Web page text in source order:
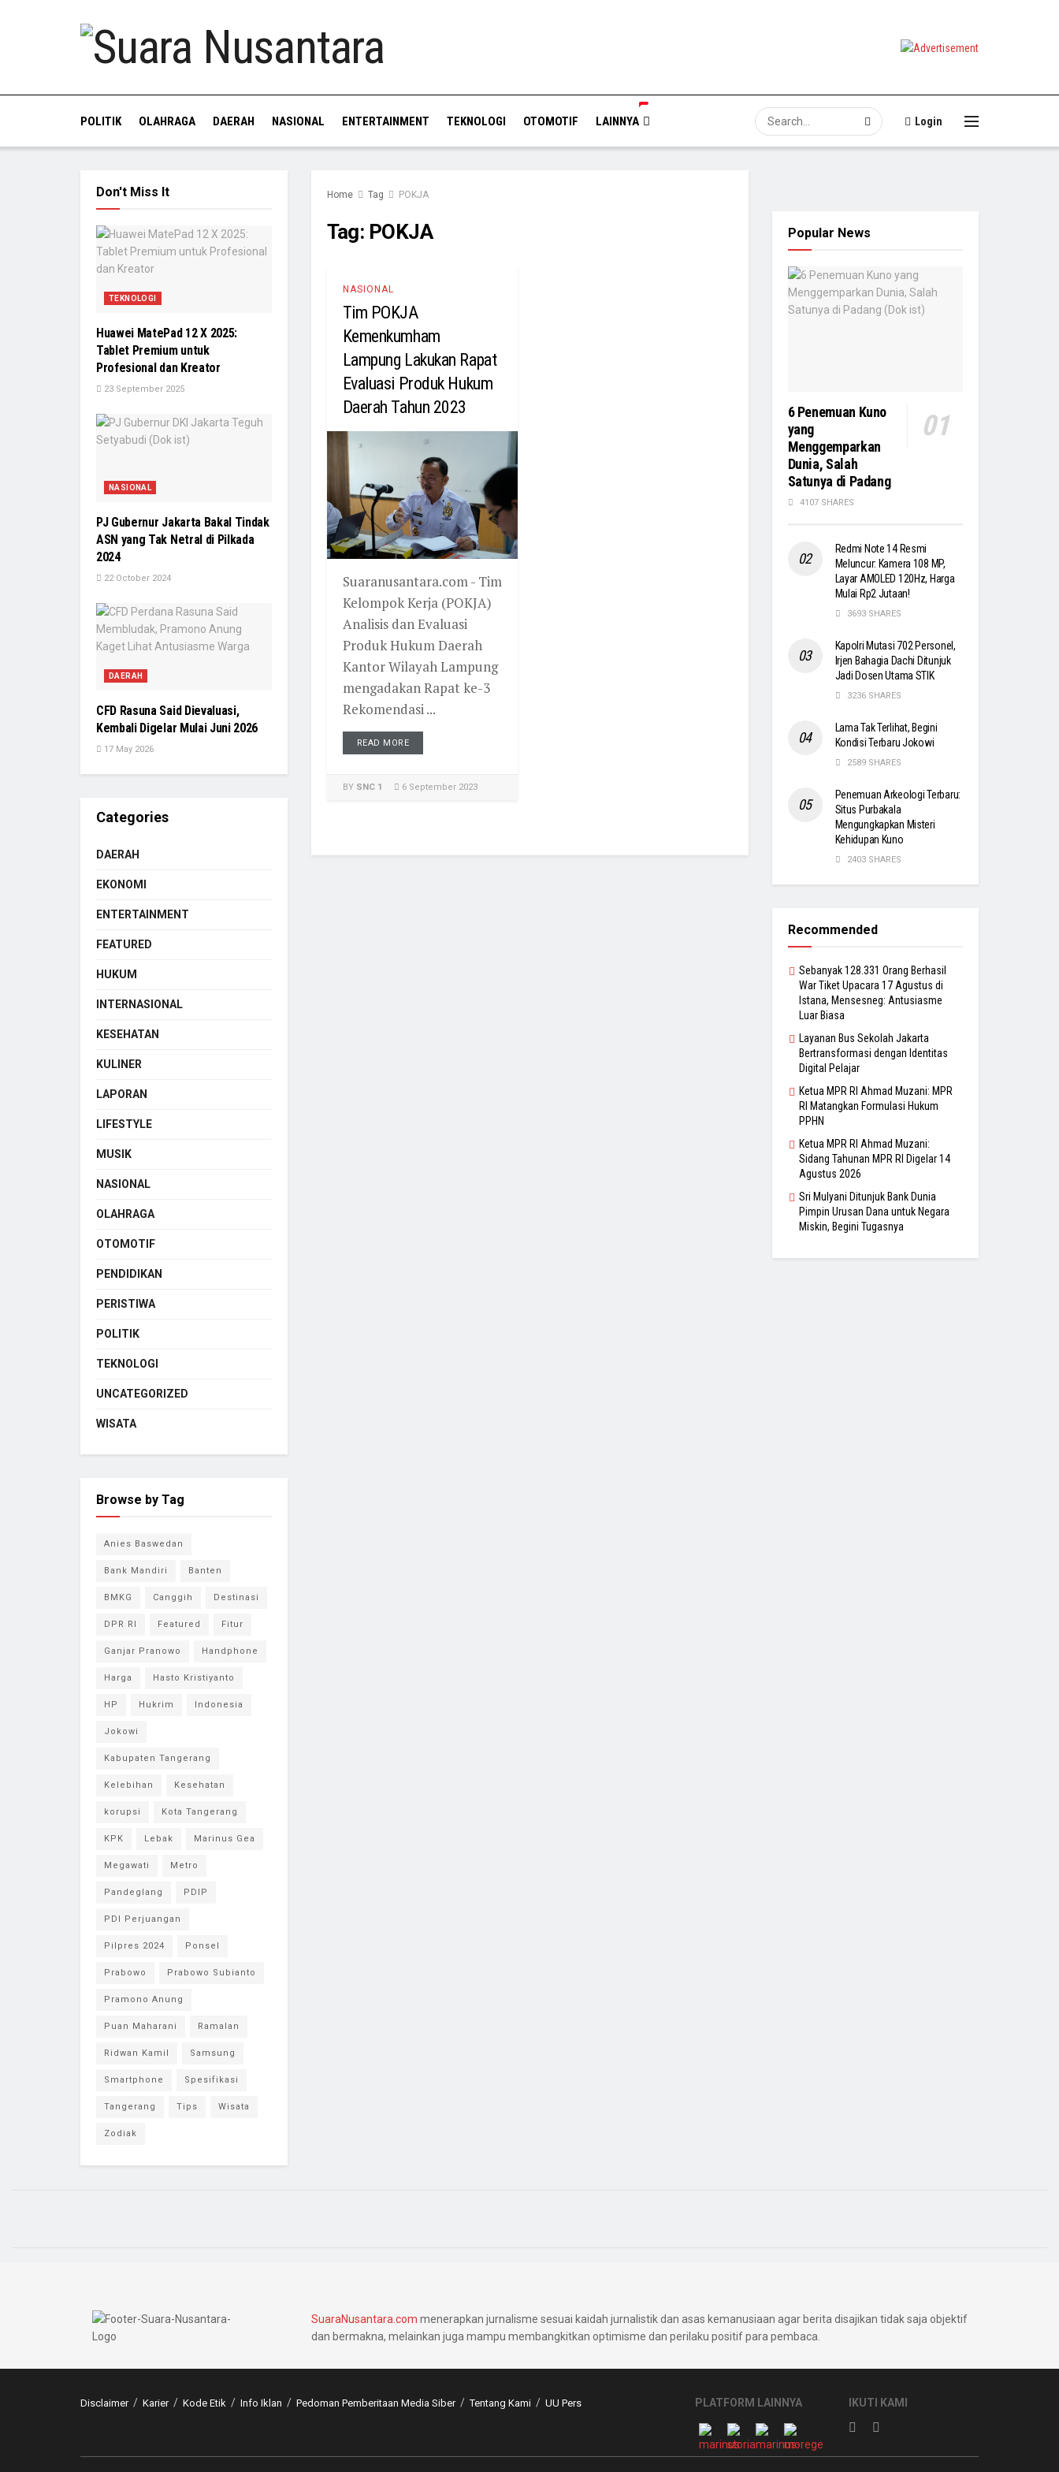
POLITIK OLAHRAGA DAERAH NASIONAL ENTERTAINMENT TEKNOLOGI OTOMOTIF LAINNYA Login
Home Tag POKJA
Tag: POKJA
NASIONAL
Tim POKJA
Kemenkumham
Lampung Lakukan Rapat
Evaluasi Produk Hukum
Daerah Tahun 2023
Suaranusantara.com - Tim
Kelompok Kerja (POKJA)
Analisis dan Evaluasi
Produk Hukum Daerah
Kantor Wilayah Lampung
mengadakan Rapat ke-3
Rekomendasi ...
READ MORE
BY SNC 1 6 September 2023
Don't Miss It
TEKNOLOGI
Huawei MatePad 12 X 2025:
Tablet Premium untuk
Profesional dan Kreator
23 September 2025
NASIONAL
PJ Gubernur Jakarta Bakal Tindak
ASN yang Tak Netral di Pilkada
2024
22 October 2024
DAERAH
CFD Rasuna Said Dievaluasi,
Kembali Digelar Mulai Juni 2026
17 May 2026
Categories
DAERAH
EKONOMI
ENTERTAINMENT
FEATURED
HUKUM
INTERNASIONAL
KESEHATAN
KULINER
LAPORAN
LIFESTYLE
MUSIK
NASIONAL
OLAHRAGA
OTOMOTIF
PENDIDIKAN
PERISTIWA
POLITIK
TEKNOLOGI
UNCATEGORIZED
WISATA
Browse by Tag
Anies Baswedan
Bank Mandiri Banten
BMKG Canggih Destinasi
DPR RI Featured Fitur
Ganjar Pranowo Handphone
Harga Hasto Kristiyanto
HP Hukrim Indonesia
Jokowi
Kabupaten Tangerang
Kelebihan Kesehatan
korupsi Kota Tangerang
KPK Lebak Marinus Gea
Megawati Metro
Pandeglang PDIP
PDI Perjuangan
Pilpres 2024 Ponsel
Prabowo Prabowo Subianto
Pramono Anung
Puan Maharani Ramalan
Ridwan Kamil Samsung
Smartphone Spesifikasi
Tangerang Tips Wisata
Zodiak
Popular News
6 Penemuan Kuno
yang
Menggemparkan
Dunia, Salah
Satunya di Padang
4107 SHARES
Redmi Note 14 Resmi
Meluncur: Kamera 108 MP,
Layar AMOLED 120Hz, Harga
Mulai Rp2 Jutaan!
3693 SHARES
Kapolri Mutasi 702 Personel,
Irjen Bahagia Dachi Ditunjuk
Jadi Dosen Utama STIK
3236 SHARES
Lama Tak Terlihat, Begini
Kondisi Terbaru Jokowi
2589 SHARES
Penemuan Arkeologi Terbaru:
Situs Purbakala
Mengungkapkan Misteri
Kehidupan Kuno
2403 SHARES
Recommended
Sebanyak 128.331 Orang Berhasil
War Tiket Upacara 17 Agustus di
Istana, Mensesneg: Antusiasme
Luar Biasa
Layanan Bus Sekolah Jakarta
Bertransformasi dengan Identitas
Digital Pelajar
Ketua MPR RI Ahmad Muzani: MPR
RI Matangkan Formulasi Hukum
PPHN
Ketua MPR RI Ahmad Muzani:
Sidang Tahunan MPR RI Digelar 14
Agustus 2026
Sri Mulyani Ditunjuk Bank Dunia
Pimpin Urusan Dana untuk Negara
Miskin, Begini Tugasnya
SuaraNusantara.com menerapkan jurnalisme sesuai kaidah jurnalistik dan asas kemanusiaan agar berita disajikan tidak saja objektif
dan bermakna, melainkan juga mampu membangkitkan optimisme dan perilaku positif para pembaca.
Disclaimer Karier Kode Etik Info Iklan Pedoman Pemberitaan Media Siber Tentang Kami UU Pers PLATFORM LAINNYA IKUTI KAMI